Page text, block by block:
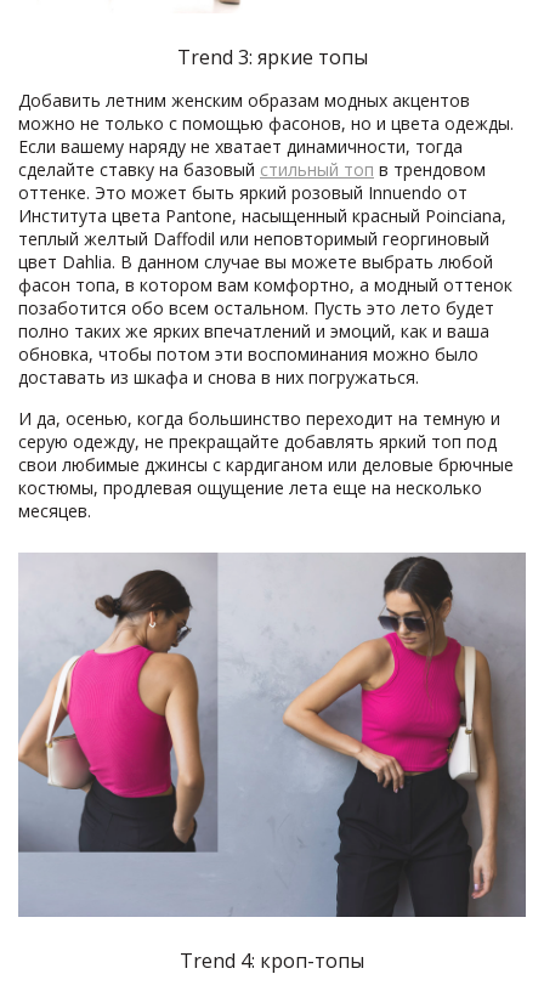
Trend 3: яркие топы
Добавить летним женским образам модных акцентов
можно не только с помощью фасонов, но и цвета одежды.
Если вашему наряду не хватает динамичности, тогда
сделайте ставку на базовый стильный топ в трендовом
оттенке. Это может быть яркий розовый Innuendo от
Института цвета Pantone, насыщенный красный Poinciana,
теплый желтый Daffodil или неповторимый георгиновый
цвет Dahlia. В данном случае вы можете выбрать любой
фасон топа, в котором вам комфортно, а модный оттенок
позаботится обо всем остальном. Пусть это лето будет
полно таких же ярких впечатлений и эмоций, как и ваша
обновка, чтобы потом эти воспоминания можно было
доставать из шкафа и снова в них погружаться.
И да, осенью, когда большинство переходит на темную и
серую одежду, не прекращайте добавлять яркий топ под
свои любимые джинсы с кардиганом или деловые брючные
костюмы, продлевая ощущение лета еще на несколько
месяцев.
Trend 4: кроп-топы